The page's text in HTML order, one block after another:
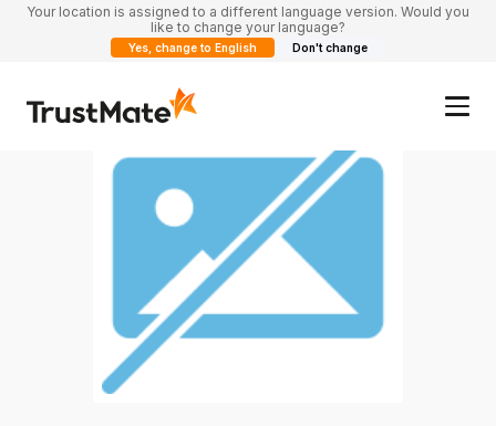
Your location is assigned to a different language version. Would you
like to change your language?
Yes, change to English Don't change